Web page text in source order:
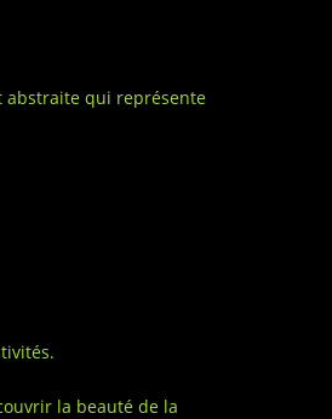
abstraite qui représente
la beauté de la